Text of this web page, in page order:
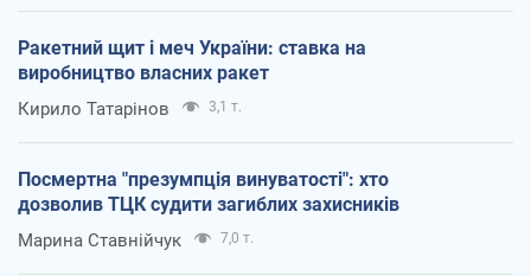
Ракетний щит і меч України: ставка на
виробництво власних ракет
Кирило Татарінов 3,1 т.
Посмертна "презумпція винуватості": хто
дозволив ТЦК судити загиблих захисників
Марина Ставнійчук 7,0 т.